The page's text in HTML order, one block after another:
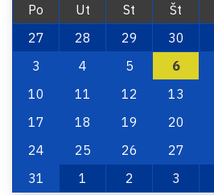
Po
Ut St Št
27
28 29 30
3
4 5 6
10
11 12 13
17
18 19 20
24
25 26 27
31
1 2 3